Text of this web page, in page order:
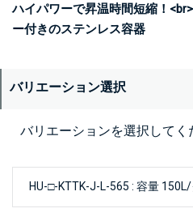
ハイパワーで昇温時間短縮！
ー付きのステンレス容器
バリエーション選択
バリエーションを選択してく